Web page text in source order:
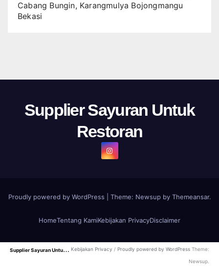
Cabang Bungin, Karangmulya Bojongmangu
Bekasi
Supplier Sayuran Untuk
Restoran
Proudly powered by WordPress Theme: Newsup by Themeansar.
HomeTentang KamiKebijakan PrivacyDisclaimer
S
upplier Sayuran Untuk Restoran Kebijakan Privacy / Proudly powered by WordPress Theme:
Newsup.